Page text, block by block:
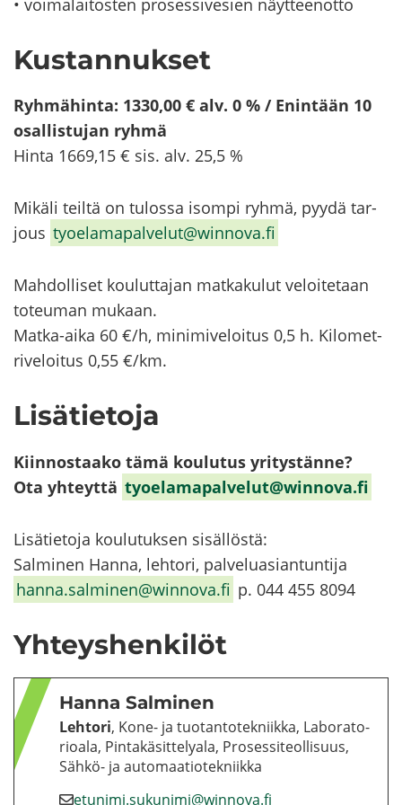
Kus­tan­nuk­set
Ryh­mä­hin­ta: 1330,00 € alv. 0 % / Enin­tään 10
osal­lis­tu­jan ryhmä
Hinta 1669,15 € sis. alv. 25,5 %
Mi­kä­li teil­tä on tu­los­sa isom­pi ryhmä, pyydä tar­
jous ty­oe­la­ma­pal­ve­lut@winnova.fi
Mah­dol­li­set kou­lut­ta­jan mat­ka­ku­lut ve­loi­te­taan
to­teu­man mu­kaan.
Matka-​aika 60 €/h, mi­ni­mi­ve­loi­tus 0,5 h. Ki­lo­met­
ri­ve­loi­tus 0,55 €/km.
Li­sä­tie­to­ja
Kiin­nos­taa­ko tämä kou­lu­tus yri­tys­tän­ne?
Ota yh­teyt­tä ty­oe­la­ma­pal­ve­lut@winnova.fi
Li­sä­tie­to­ja kou­lu­tuk­sen si­säl­lös­tä:
Sal­mi­nen Hanna, leh­to­ri, pal­ve­lu­asian­tun­ti­ja
hanna.sal­mi­nen@winnova.fi p. 044 455 8094
Yh­teys­hen­ki­löt
Hanna Sal­mi­nen
Leh­to­ri, Kone- ja tuo­tan­to­tek­niik­ka, La­bo­ra­to­
rio­ala, Pin­ta­kä­sit­te­ly­ala, Pro­ses­si­teol­li­suus,
Sähkö-​ ja au­to­maa­tio­tek­niik­ka
etu­ni­mi.su­ku­ni­mi@winnova.fi